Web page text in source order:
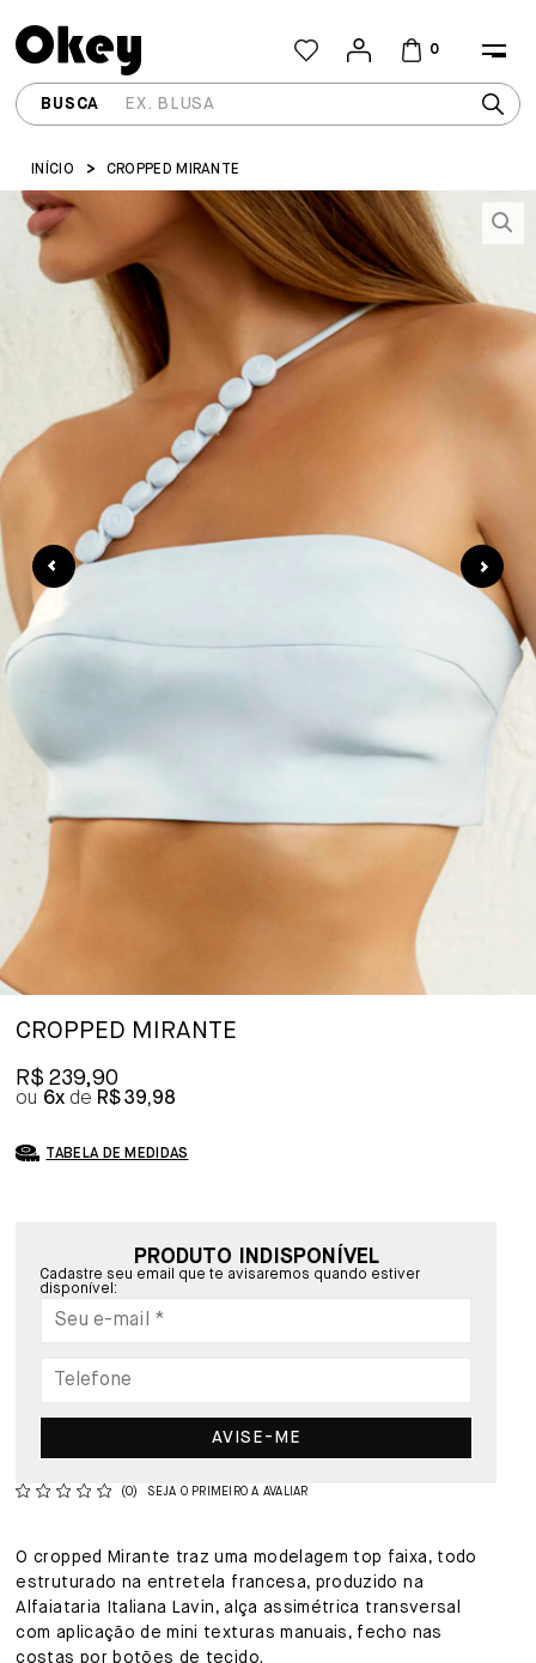
0
INÍCIO CROPPED MIRANTE
CROPPED MIRANTE
R$ 239,90
6x R$ 39,98
TABELA DE MEDIDAS
PRODUTO INDISPONÍVEL
Cadastre seu email que te avisaremos quando estiver
disponível:
AVISE-ME
(0) SEJA O PRIMEIRO A AVALIAR
O cropped Mirante traz uma modelagem top faixa, todo
estruturado na entretela francesa, produzido na
Alfaiataria Italiana Lavin, alça assimétrica transversal
com aplicação de mini texturas manuais, fecho nas
costas por botões de tecido.